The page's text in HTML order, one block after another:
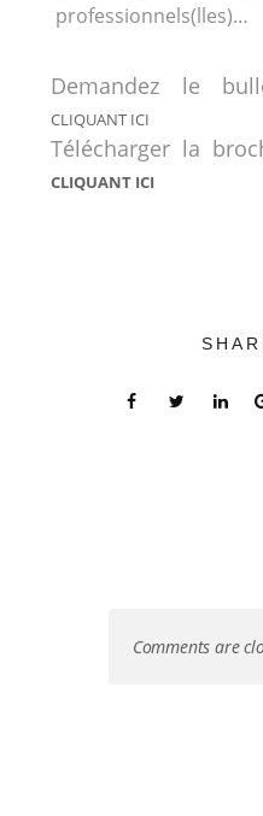
professionnels(lles)…
Demandez le
CLIQUANT ICI
Télécharger la
CLIQUANT ICI
Comments are